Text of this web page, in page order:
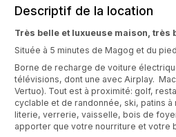
Descriptif de la location
Très belle et luxueuse maison, très
Située à 5 minutes de Magog et du
Borne de recharge de voiture
télévisions, dont une avec Airplay.
Vertuo). Tout est à proximité: golf,
cyclable et de randonnée, ski, patins
literie, verrerie, vaisselle, bois de
apporter que votre nourriture et votre